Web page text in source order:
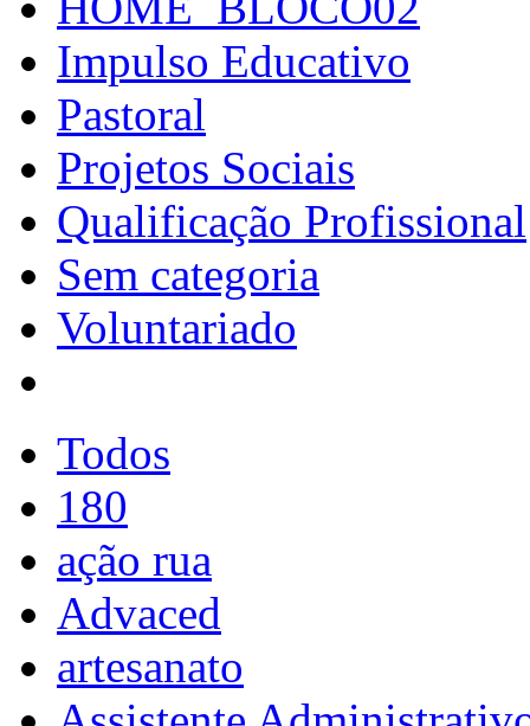
Impulso Educativo
Pastoral
Projetos Sociais
Qualificação Profissional
Sem categoria
Voluntariado
Todos
180
ação rua
Advaced
artesanato